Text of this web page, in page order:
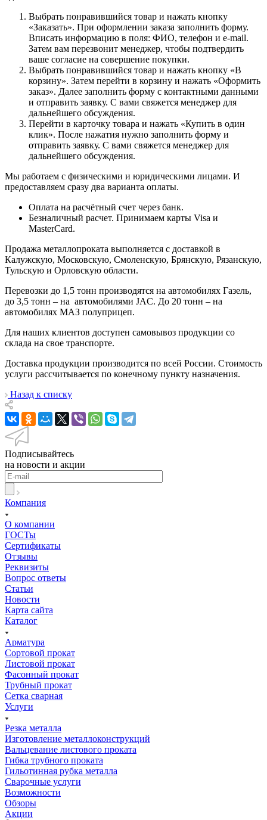
Выбрать понравившийся товар и нажать кнопку
«Заказать». При оформлении заказа заполнить форму.
Вписать информацию в поля: ФИО, телефон и e-mail.
Затем вам перезвонит менеджер, чтобы подтвердить
ваше согласие на совершение покупки.
Выбрать понравившийся товар и нажать кнопку «В
корзину». Затем перейти в корзину и нажать «Оформить
заказ». Далее заполнить форму с контактными данными
и отправить заявку. С вами свяжется менеджер для
дальнейшего обсуждения.
Перейти в карточку товара и нажать «Купить в один
клик». После нажатия нужно заполнить форму и
отправить заявку. С вами свяжется менеджер для
дальнейшего обсуждения.
Мы работаем с физическими и юридическими лицами. И
предоставляем сразу два варианта оплаты.
Оплата на расчётный счет через банк.
Безналичный расчет. Принимаем карты Visa и
MasterCard.
Продажа металлопроката выполняется с доставкой в
Калужскую, Московскую, Смоленскую, Брянскую, Рязанскую,
Тульскую и Орловскую области.
Перевозки до 1,5 тонн производятся на автомобилях Газель,
до 3,5 тонн – на автомобилями JAC. До 20 тонн – на
автомобилях МАЗ полуприцеп.
Для наших клиентов доступен самовывоз продукции со
склада на свое транспорте.
Доставка продукции производится по всей России. Стоимость
услуги рассчитывается по конечному пункту назначения.
Назад к списку
Подписывайтесь
на новости и акции
Компания
О компании
ГОСТы
Сертификаты
Отзывы
Реквизиты
Вопрос ответы
Статьи
Новости
Карта сайта
Каталог
Арматура
Сортовой прокат
Листовой прокат
Фасонный прокат
Трубный прокат
Сетка сварная
Услуги
Резка металла
Изготовление металлоконструкций
Вальцевание листового проката
Гибка трубного проката
Гильотинная рубка металла
Сварочные услуги
Возможности
Обзоры
Акции